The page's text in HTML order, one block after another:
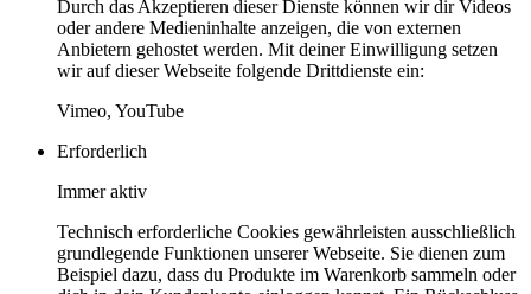
Durch das Akzeptieren dieser Dienste können wir dir Videos
oder andere Medieninhalte anzeigen, die von externen
Anbietern gehostet werden. Mit deiner Einwilligung setzen
wir auf dieser Webseite folgende Drittdienste ein:
Vimeo, YouTube
Erforderlich
Immer aktiv
Technisch erforderliche Cookies gewährleisten ausschließlich
grundlegende Funktionen unserer Webseite. Sie dienen zum
Beispiel dazu, dass du Produkte im Warenkorb sammeln oder